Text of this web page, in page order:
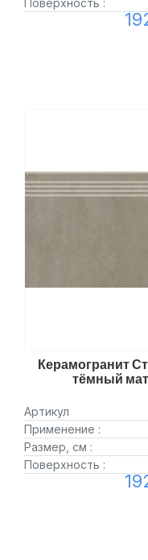
Поверхность :
Керамогранит
тёмный
Артикул
Применение :
Размер, см :
Поверхность :